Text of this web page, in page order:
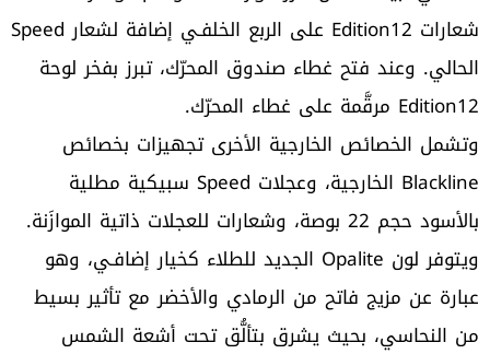
شعارات Edition12 على الربع الخلفـي إضافة لشعار Speed
الحالي. وعند فتح غطاء صندوق المحرّك، تبرز بفخر لوحة
Edition12 مرقَّمة على غطاء المحرّك.
وتشمل الخصائص الخارجية الأخرى تجهيزات بخصائص
Blackline الخارجية، وعجلات Speed سبيكية مطلية
بالأسود حجم 22 بوصة، وشعارات للعجلات ذاتية الموازَنة.
ويتوفر لون Opalite الجديد للطلاء كخيار إضافـي، وهو
عبارة عن مزيج فاتح من الرمادي والأخضر مع تأثير بسيط
من النحاسي، بحيث يشرق بتألُّق تحت أشعة الشمس